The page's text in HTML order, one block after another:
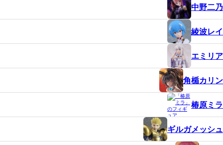
中野二乃
綾波レイ
エミリア
角楯カリン
椿原ミラ
ギルガメッシュ